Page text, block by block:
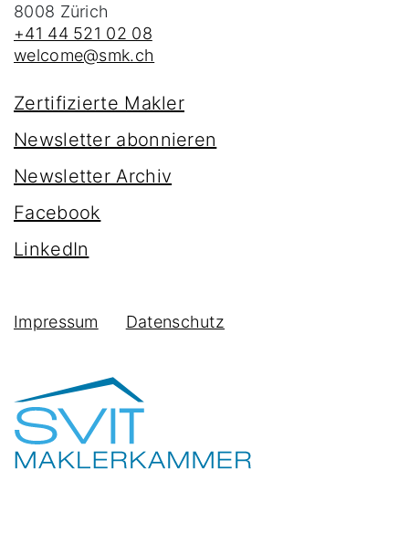
8008 Zürich
+41 44 521 02 08
welcome@smk.ch
Zertifizierte Makler
Newsletter abonnieren
Newsletter Archiv
Facebook
LinkedIn
Impressum Datenschutz